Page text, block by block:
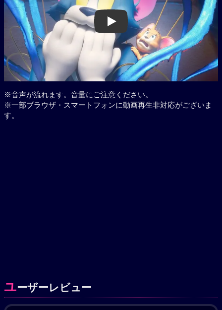
Play
※音声が流れます。音量にご注意ください。
※一部ブラウザ・スマートフォンに動画再生非対応がございま
す。
ユーザーレビュー